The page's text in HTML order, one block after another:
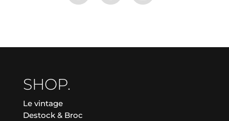
SHOP.
Le vintage
Destock & Broc